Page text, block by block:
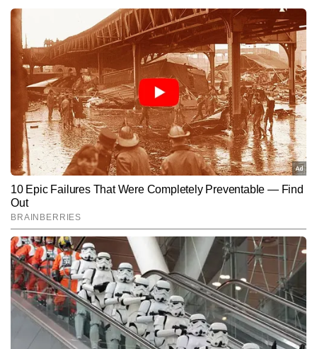
पुष्पेंद्र कुमार AUTHOR
पुष्पेंद्र कुमार टाइम्स नाउ नवभारत डिजिटल में चीफ कॉपी एडिटर के रूप में सिटी
डेस्क पर कार्यरत हैं। जर्नलिज्म में मास्टर्स डिग्री हासिल करने के बाद से वे पिछले 7
वर्षों से सक्रिय पत्रकारिता में जुड़े हैं। इस दौरान उन्होंने 10,000 से अधिक खबरें
लिखी हैं। पुष्पेंद्र हाइपर-लोकल मुद्दों, रेलवे, रोड, इंफ्रास्ट्रक्चर, डेवलपमेंट, कृषि
और मौसम से जुड़ी खबरों पर गहरी पकड़ रखते हैं। शहर से लेकर गांव-देहात तक की
संवेदनशीलताओं को समझते हुए वे लोकल खबरों को ऐसा रूप देते हैं जो न केवल
तथ्यपूर्ण होता है, बल्कि पाठकों से भावनात्मक रूप से भी जुड़ता है।
और पढ़ें
Follow Us:
Subscribe to our daily Newsletter!